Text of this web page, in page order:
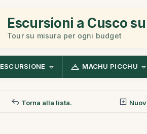
Escursioni a Cusco
Tour su misura per ogni budget
ESCURSIONE MACHU PICCHU
Torna alla lista.